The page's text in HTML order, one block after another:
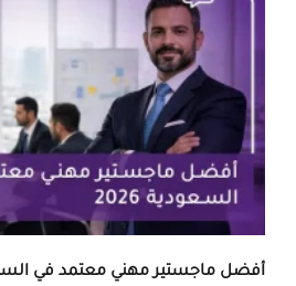
أفضل ماجستير مهني معتمد في